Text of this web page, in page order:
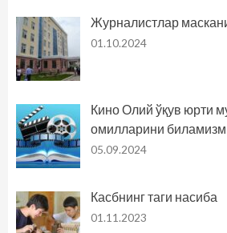
Журналистлар
01.10.2024
Кино Олий ўқув юрти
омилларини
05.09.2024
Касбнинг таги насиба
01.11.2023